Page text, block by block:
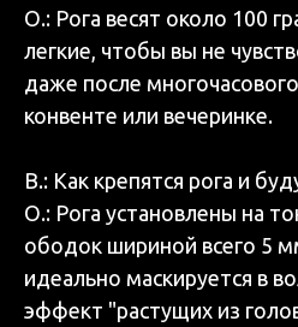
О.: Рога весят около 100
легкие, чтобы вы не
даже после
конвенте или вечеринке.
В.: Как крепятся рога и
О.: Рога установлены на
ободок шириной всего 5
идеально маскируется в
эффект "растущих из